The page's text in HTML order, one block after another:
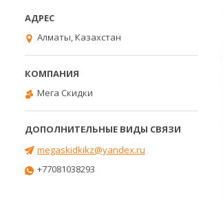
Алматы, Казахстан
Мега Скидки
megaskidkikz@yandex.ru
+77081038293